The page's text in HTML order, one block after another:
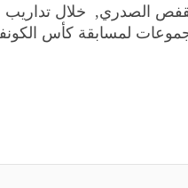
الصدري, خلال تداريب